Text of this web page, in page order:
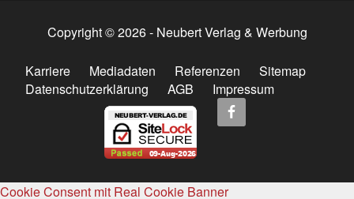
Copyright © 2026 - Neubert Verlag & Werbung
Karriere Mediadaten Referenzen
Sitemap
Datenschutzerklärung
AGB Impressum
Cookie Consent mit Real Cookie Banner